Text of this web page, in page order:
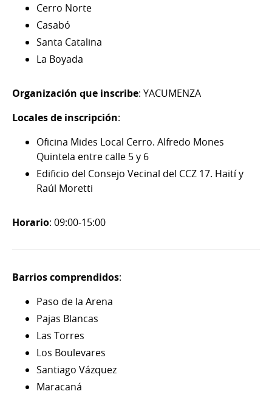
Cerro Norte
Casabó
Santa Catalina
La Boyada
Organización que inscribe: YACUMENZA
Locales de inscripción:
Oficina Mides Local Cerro. Alfredo Mones
Quintela entre calle 5 y 6
Edificio del Consejo Vecinal del CCZ 17. Haití y
Raúl Moretti
Horario: 09:00-15:00
Barrios comprendidos:
Paso de la Arena
Pajas Blancas
Las Torres
Los Boulevares
Santiago Vázquez
Maracaná